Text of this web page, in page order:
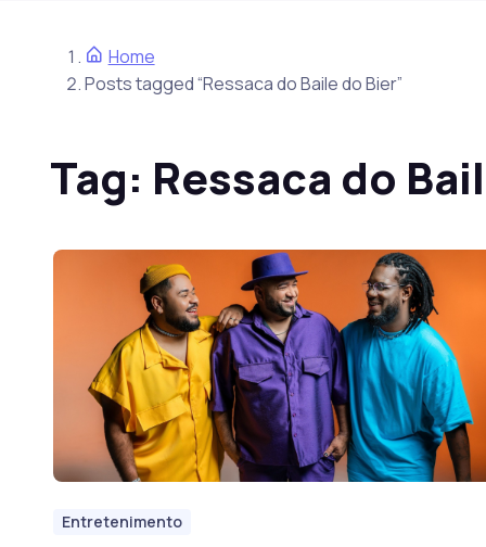
Home
Posts tagged “Ressaca do Baile do Bier”
Tag: Ressaca do
Entretenimento